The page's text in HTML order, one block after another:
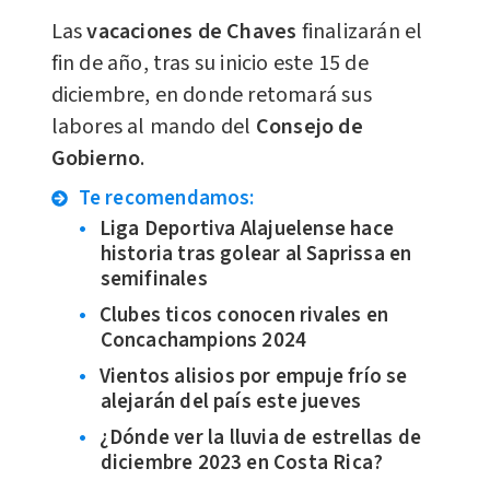
Lasvacaciones de Chaves finalizarán el
fin de año, tras su inicio este 15 de
diciembre, en donde retomará sus
labores al mando del Consejo de
Gobierno.
Te recomendamos:
Liga Deportiva Alajuelense hace
historia tras golear al Saprissa en
semifinales
Clubes ticos conocen rivales en
Concachampions 2024
Vientos alisios por empuje frío se
alejarán del país este jueves
¿Dónde ver la lluvia de estrellas de
diciembre 2023 en Costa Rica?